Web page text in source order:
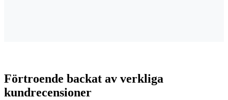
Förtroende backat av verkliga
kundrecensioner